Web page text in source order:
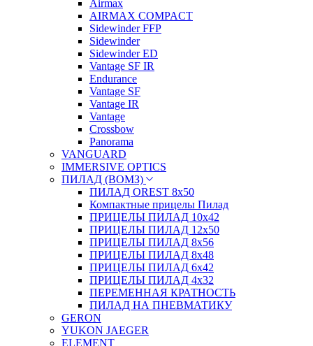
Airmax
AIRMAX COMPACT
Sidewinder FFP
Sidewinder
Sidewinder ED
Vantage SF IR
Endurance
Vantage SF
Vantage IR
Vantage
Crossbow
Panorama
VANGUARD
IMMERSIVE OPTICS
ПИЛАД (ВОМЗ)
ПИЛАД OREST 8х50
Компактные прицелы Пилад
ПРИЦЕЛЫ ПИЛАД 10х42
ПРИЦЕЛЫ ПИЛАД 12х50
ПРИЦЕЛЫ ПИЛАД 8х56
ПРИЦЕЛЫ ПИЛАД 8х48
ПРИЦЕЛЫ ПИЛАД 6х42
ПРИЦЕЛЫ ПИЛАД 4х32
ПЕРЕМЕННАЯ КРАТНОСТЬ
ПИЛАД НА ПНЕВМАТИКУ
GERON
YUKON JAEGER
ELEMENT